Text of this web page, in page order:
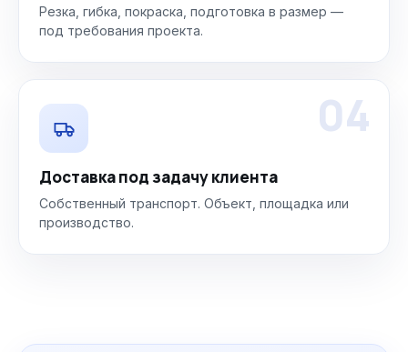
Резка, гибка, покраска, подготовка в размер —
под требования проекта.
04
Доставка под задачу клиента
Собственный транспорт. Объект, площадка или
производство.